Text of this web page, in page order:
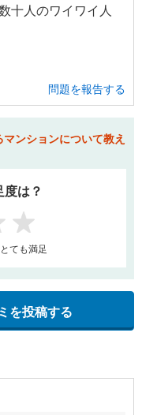
十人のワイワイ人
問題を報告する
ンションについて教え
は？
5
とても満足
を投稿する